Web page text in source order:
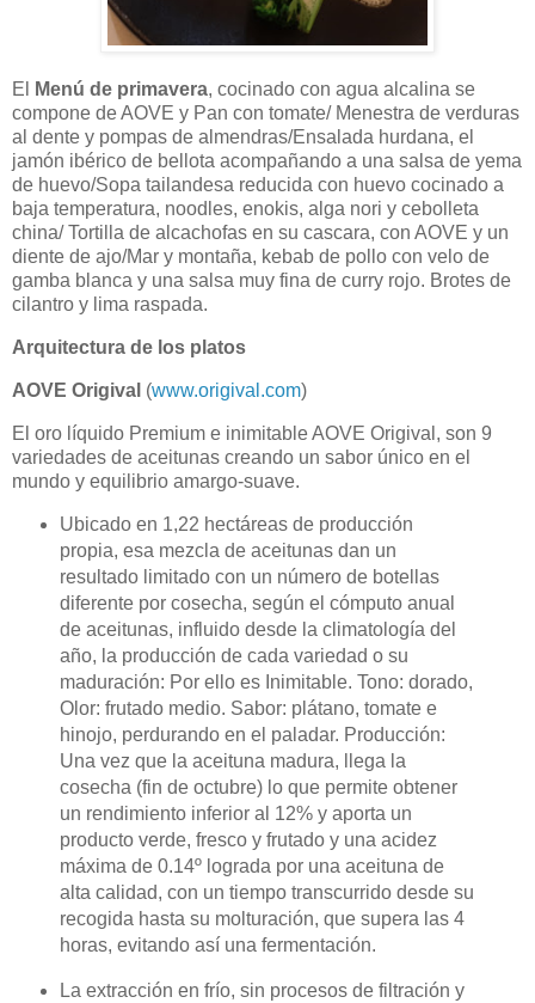
El Menú de primavera, cocinado con agua alcalina se
compone de AOVE y Pan con tomate/ Menestra de verduras
al dente y pompas de almendras/Ensalada hurdana, el
jamón ibérico de bellota acompañando a una salsa de yema
de huevo/Sopa tailandesa reducida con huevo cocinado a
baja temperatura, noodles, enokis, alga nori y cebolleta
china/ Tortilla de alcachofas en su cascara, con AOVE y un
diente de ajo/Mar y montaña, kebab de pollo con velo de
gamba blanca y una salsa muy fina de curry rojo. Brotes de
cilantro y lima raspada.
Arquitectura de los platos
AOVE Origival (www.origival.com)
El oro líquido Premium e inimitable AOVE Origival, son 9
variedades de aceitunas creando un sabor único en el
mundo y equilibrio amargo-suave.
Ubicado en 1,22 hectáreas de producción
propia, esa mezcla de aceitunas dan un
resultado limitado con un número de botellas
diferente por cosecha, según el cómputo anual
de aceitunas, influido desde la climatología del
año, la producción de cada variedad o su
maduración: Por ello es Inimitable. Tono: dorado,
Olor: frutado medio. Sabor: plátano, tomate e
hinojo, perdurando en el paladar. Producción:
Una vez que la aceituna madura, llega la
cosecha (fin de octubre) lo que permite obtener
un rendimiento inferior al 12% y aporta un
producto verde, fresco y frutado y una acidez
máxima de 0.14º lograda por una aceituna de
alta calidad, con un tiempo transcurrido desde su
recogida hasta su molturación, que supera las 4
horas, evitando así una fermentación.
La extracción en frío, sin procesos de filtración y